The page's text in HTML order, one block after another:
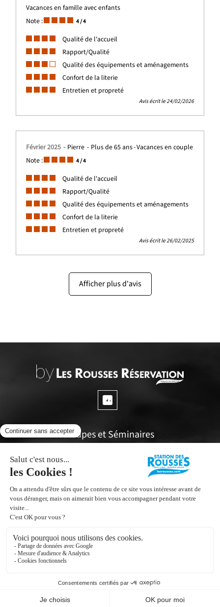
Vacances en famille avec enfants
Note :
4/ 4
Qualité de l'accueil
Rapport/Qualité
Qualité des équipements et aménagements
Confort de la literie
Entretien et propreté
Avis écrit le 24/02/2026
Février 2025 Pierre Plus de 65 ans Vacances en couple
Note :
4/ 4
Qualité de l'accueil
Rapport/Qualité
Qualité des équipements et aménagements
Confort de la literie
Entretien et propreté
Avis écrit le 26/02/2025
Afficher plus d'avis
Groupes et Séminaires
Espace propriétaires
Office de tourisme
Inscrivez vous à notre Newsletter
Contactez nous !
Mentions Légales
Conditions Générales de Vente